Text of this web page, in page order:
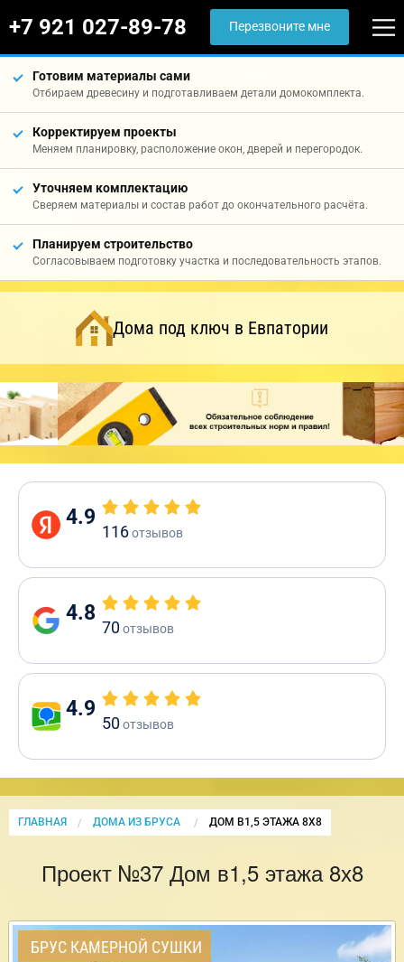
+7 921 027-89-78 Перезвоните мне
Готовим материалы сами
Отбираем древесину и подготавливаем детали домокомплекта.
Корректируем проекты
Меняем планировку, расположение окон, дверей и перегородок.
Уточняем комплектацию
Сверяем материалы и состав работ до окончательного расчёта.
Планируем строительство
Согласовываем подготовку участка и последовательность этапов.
Дома под ключ в Евпатории
4.9
116отзывов
4.8
70отзывов
4.9
50отзывов
ГЛАВНАЯ ДОМА ИЗ БРУСА CURRENT:
ДОМ В1,5 ЭТАЖА 8Х8
Проект №37 Дом в1,5 этажа 8х8
БРУС КАМЕРНОЙ СУШКИ